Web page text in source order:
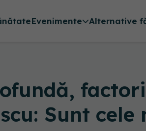
Evenimente Alternative
Sunt